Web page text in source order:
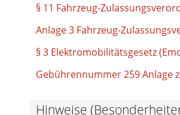
§ 11 Fahrzeug-
Anlage 3 Fahrzeug-
§ 3 Elektromobilitätsgesetz
Gebührennummer 259 Anlage
Hinweise